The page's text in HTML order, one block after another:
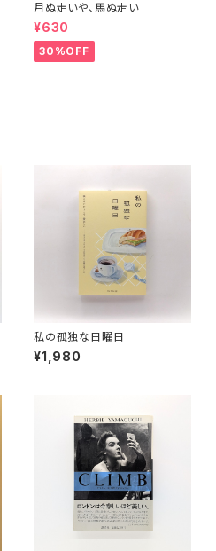
月ぬ走いや、馬ぬ走い
¥630
30%OFF
私の孤独な日曜日
¥1,980